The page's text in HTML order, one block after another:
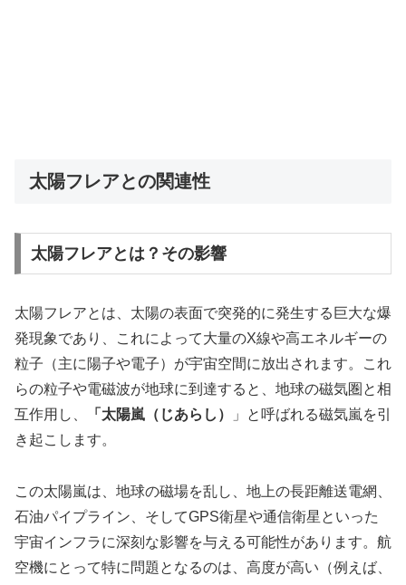
太陽フレアとの関連性
太陽フレアとは？その影響
太陽フレアとは、太陽の表面で突発的に発生する巨大な爆
発現象であり、これによって大量のX線や高エネルギーの
粒子（主に陽子や電子）が宇宙空間に放出されます。これ
らの粒子や電磁波が地球に到達すると、地球の磁気圏と相
互作用し、
「太陽嵐（じあらし）
」と呼ばれる磁気嵐を引
き起こします。
この太陽嵐は、地球の磁場を乱し、地上の長距離送電網、
石油パイプライン、そしてGPS衛星や通信衛星といった
宇宙インフラに深刻な影響を与える可能性があります。航
空機にとって特に問題となるのは、高度が高い（例えば、